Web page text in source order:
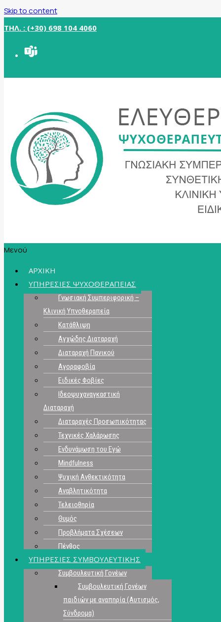
Skip to content
ΤΗΛ. : (+30) 698 104 4060
Μενού
ΑΡΧΙΚΗ
ΥΠΗΡΕΣΙΕΣ ΨΥΧΟΘΕΡΑΠΕΙΑΣ
Γνωσιακή Συμπεριφορική –
Κλινική Υπνοθεραπεία
Κατάθλιψη
Αγχώδης Διαταραχή
Διαταραχή Πανικού
Αγοραφοβία
Ειδικές Φοβίες
Ιδεοψυχαναγκαστική
Διαταραχή
Διαταραχές Προσωπικότητας
Τεχνικές Χαλάρωσης
Ενδυνάμωση του Εγώ
Mindfulness
Ψυχική Ανθεκτικότητα
Αναβλητικότητα
Τελειοθηρία
Θυμός
Προβλήματα Σχέσεων
Πένθος
ΥΠΗΡΕΣΙΕΣ ΣΥΜΒΟΥΛΕΥΤΙΚΗΣ
Συμβουλευτική Γονέων
Συμβουλευτική Γονέων
παιδιών με αναπηρία (Αυτισμός,
Σύνδρομα)